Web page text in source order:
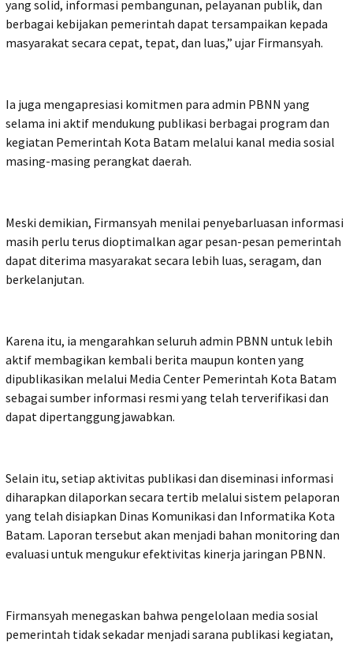
yang solid, informasi pembangunan, pelayanan publik, dan
berbagai kebijakan pemerintah dapat tersampaikan kepada
masyarakat secara cepat, tepat, dan luas,” ujar Firmansyah.
Ia juga mengapresiasi komitmen para admin PBNN yang
selama ini aktif mendukung publikasi berbagai program dan
kegiatan Pemerintah Kota Batam melalui kanal media sosial
masing-masing perangkat daerah.
Meski demikian, Firmansyah menilai penyebarluasan informasi
masih perlu terus dioptimalkan agar pesan-pesan pemerintah
dapat diterima masyarakat secara lebih luas, seragam, dan
berkelanjutan.
Karena itu, ia mengarahkan seluruh admin PBNN untuk lebih
aktif membagikan kembali berita maupun konten yang
dipublikasikan melalui Media Center Pemerintah Kota Batam
sebagai sumber informasi resmi yang telah terverifikasi dan
dapat dipertanggungjawabkan.
Selain itu, setiap aktivitas publikasi dan diseminasi informasi
diharapkan dilaporkan secara tertib melalui sistem pelaporan
yang telah disiapkan Dinas Komunikasi dan Informatika Kota
Batam. Laporan tersebut akan menjadi bahan monitoring dan
evaluasi untuk mengukur efektivitas kinerja jaringan PBNN.
Firmansyah menegaskan bahwa pengelolaan media sosial
pemerintah tidak sekadar menjadi sarana publikasi kegiatan,